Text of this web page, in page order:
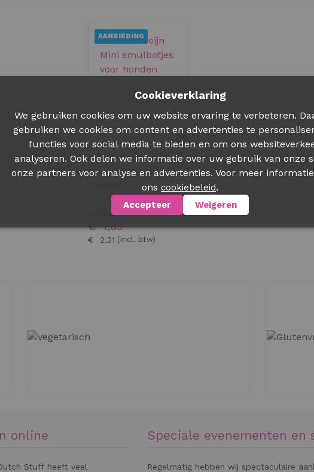
AANBIEDING
Albert Heijn Mini
smulbotjes voor
€ 2,21
€ 1,83
€ 2,95
online
Stuff heeft veel
Speciale evenementen en
Regelmatig hebben wij spectaculaire
Cookieverklaring
We gebruiken cookies om uw website ervaring te verbeteren.
gebruiken we cookies om content en advertenties te
functies voor social media te bieden en om ons
analyseren. Ook delen we informatie over uw gebruik van onze
onze partners voor analyse en advertenties. Voor meer
ons cookiebeleid.
Accepteer Weigeren